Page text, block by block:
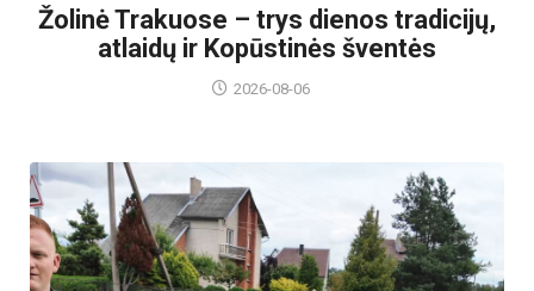
Žolinė Trakuose – trys dienos tradicijų,
atlaidų ir Kopūstinės šventės
2026-08-06